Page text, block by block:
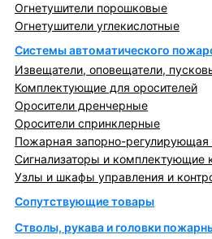
Огнетушители порошковые
Огнетушители углекислотные
Системы автоматического
Извещатели, оповещатели,
Комплектующие для оросителей
Оросители дренчерные
Оросители спринклерные
Пожарная запорно-регулирующая
Сигнализаторы и комплектующие
Узлы и шкафы управления и
Сопутствующие товары
Стволы, рукава и головки